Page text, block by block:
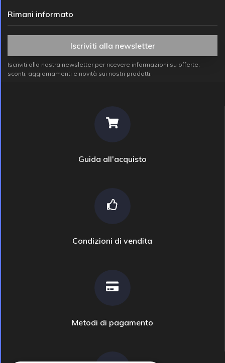
Rimani informato
Iscriviti alla newsletter
Iscriviti alla nostra newsletter per ricevere informazioni su offerte,
sconti, aggiornamenti e novità sui nostri prodotti.
Guida all'acquisto
Condizioni di vendita
Metodi di pagamento